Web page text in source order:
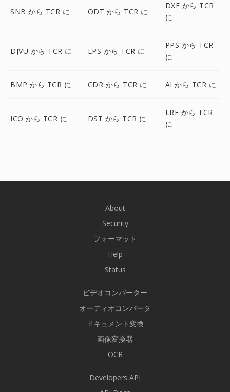
SNB から TCR に ODT から TCR に
DXF から TCR
に
DJVU から TCR に EPS から TCR に
PPS から TCR
に
BMP から TCR に CDR から TCR に AI から TCR に
ICO から TCR に DST から TCR に
LRF から TCR
に
About
Security
フォーマット
Help
Status
ビデオコンバーター
オーディオコンバータ
ドキュメント変換
画像変換器
OCR
Developers API